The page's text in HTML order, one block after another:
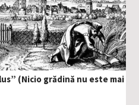
(Nicio grădină nu este mai